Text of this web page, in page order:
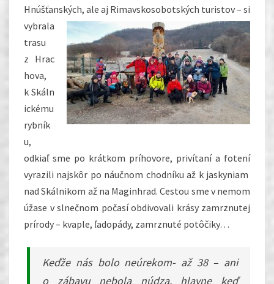
Hnúšťanských, ale aj Rimavskosobotských turistov – si
vybrala
trasu
z Hrac
hova,
k Skáln
ickému
rybník
u,
odkiaľ sme po krátkom príhovore, privítaní a fotení
vyrazili najskôr po náučnom chodníku až k jaskyniam
nad Skálnikom až na Maginhrad. Cestou sme v nemom
úžase v slnečnom počasí obdivovali krásy zamrznutej
prírody – kvaple, ľadopády, zamrznuté potôčiky…
Keďže nás bolo neúrekom- až 38 – ani
o zábavu nebola núdza, hlavne keď